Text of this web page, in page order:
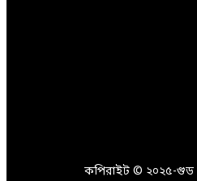
কপিরাইট © ২০২৫-গুড